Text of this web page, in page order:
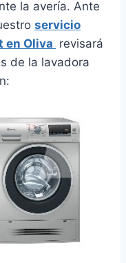
la avería. Ante
servicio
en Oliva revisará
de la lavadora